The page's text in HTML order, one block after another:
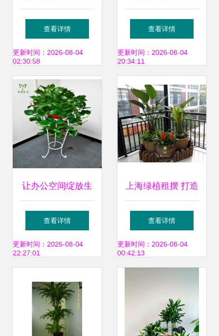
删除服务指南与注
意事项
查看详情
更新时间：2026-08-04
02:30:58
免费定制方案，满
足您对绿色空间的
所有想象
查看详情
更新时间：2026-08-04
20:34:11
让办公空间绽放生
机 武汉专业绿植租
赁服务全解析
查看详情
更新时间：2026-08-04
22:27:01
上海绿植租摆 打造
城市中的自然绿洲
查看详情
更新时间：2026-08-04
00:42:13